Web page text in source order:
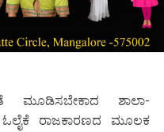
ಮೂಡಿಸಬೇಕಾದ ಶಾಲಾ-
ಓಲೈಕೆ ರಾಜಕಾರಣದ ಮೂಲಕ